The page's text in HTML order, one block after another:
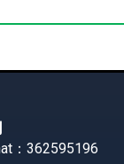
：362595196